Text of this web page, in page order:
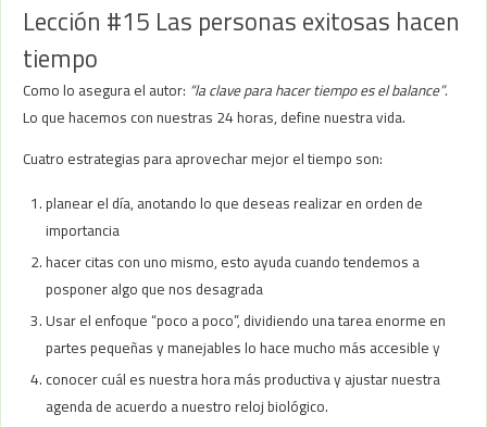
Lección #15 Las personas exitosas hacen
tiempo
Como lo asegura el autor: “la clave para hacer tiempo es el balance”.
Lo que hacemos con nuestras 24 horas, define nuestra vida.
Cuatro estrategias para aprovechar mejor el tiempo son:
planear el día, anotando lo que deseas realizar en orden de
importancia
hacer citas con uno mismo, esto ayuda cuando tendemos a
posponer algo que nos desagrada
Usar el enfoque “poco a poco”, dividiendo una tarea enorme en
partes pequeñas y manejables lo hace mucho más accesible y
conocer cuál es nuestra hora más productiva y ajustar nuestra
agenda de acuerdo a nuestro reloj biológico.